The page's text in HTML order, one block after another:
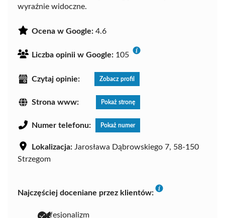
wyraźnie widoczne.
Ocena w Google: 4.6
Liczba opinii w Google: 105
Czytaj opinie: Zobacz profil
Strona www: Pokaż stronę
Numer telefonu: Pokaż numer
Lokalizacja: Jarosława Dąbrowskiego 7, 58-150
Strzegom
Najczęściej doceniane przez klientów:
profesjonalizm